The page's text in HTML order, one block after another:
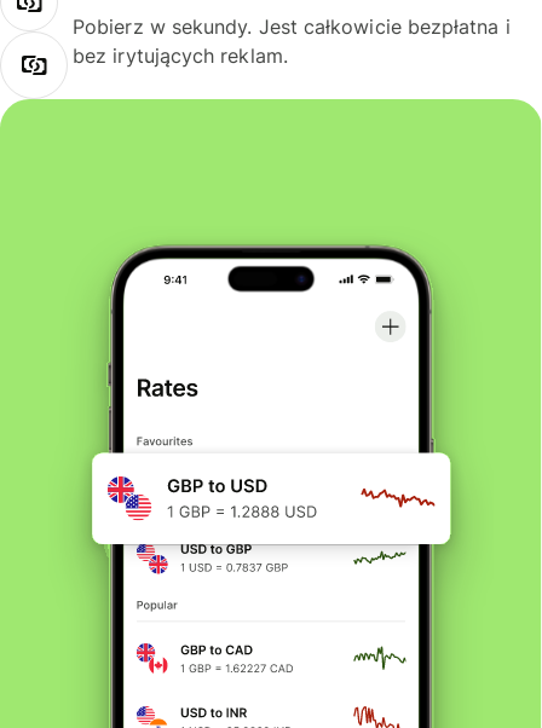
Pobierz w sekundy. Jest całkowicie bezpłatna i
bez irytujących reklam.